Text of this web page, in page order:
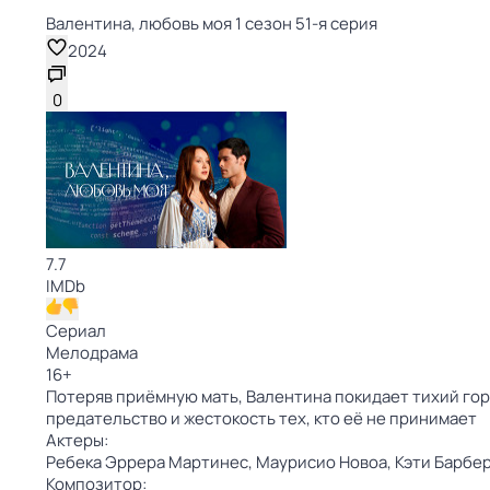
Валентина, любовь моя 1 сезон 51-я серия
2024
0
7.7
IMDb
Сериал
Мелодрама
16+
Потеряв приёмную мать, Валентина покидает тихий
предательство и жестокость тех, кто её не принимает
Актеры:
Ребека Эррера Мартинес, Маурисио Новоа, Кэти
Композитор: